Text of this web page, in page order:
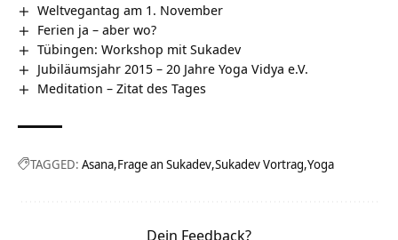
Weltvegantag am 1. November
Ferien ja – aber wo?
Tübingen: Workshop mit Sukadev
Jubiläumsjahr 2015 – 20 Jahre Yoga Vidya e.V.
Meditation – Zitat des Tages
TAGGED: Asana Frage an Sukadev Sukadev Vortrag Yoga
Dein Feedback?